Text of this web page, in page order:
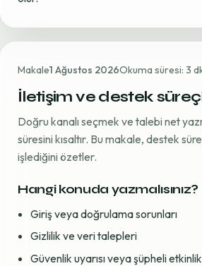
Makale1 Ağustos 2026Okuma süresi: 3
İletişim ve destek
Doğru kanalı seçmek ve talebi net
süresini kısaltır. Bu makale, destek
işlediğini özetler.
Hangi konuda yazmalısınız?
Giriş veya doğrulama sorunları
Gizlilik ve veri talepleri
Güvenlik uyarısı veya şüpheli etkinlik